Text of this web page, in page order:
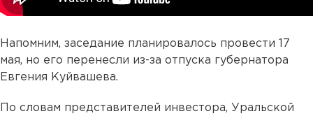
Напомним, заседание планировалось провести 17
мая, но его перенесли из-за отпуска губернатора
Евгения Куйвашева.
По словам представителей инвестора, Уральской